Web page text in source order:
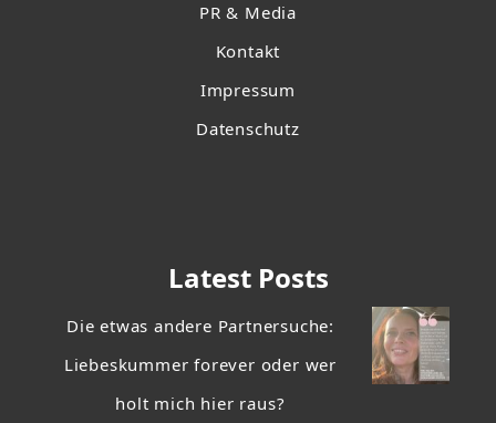
PR & Media
Kontakt
Impressum
Datenschutz
Latest Posts
Die etwas andere Partnersuche:
Liebeskummer forever oder wer
holt mich hier raus?